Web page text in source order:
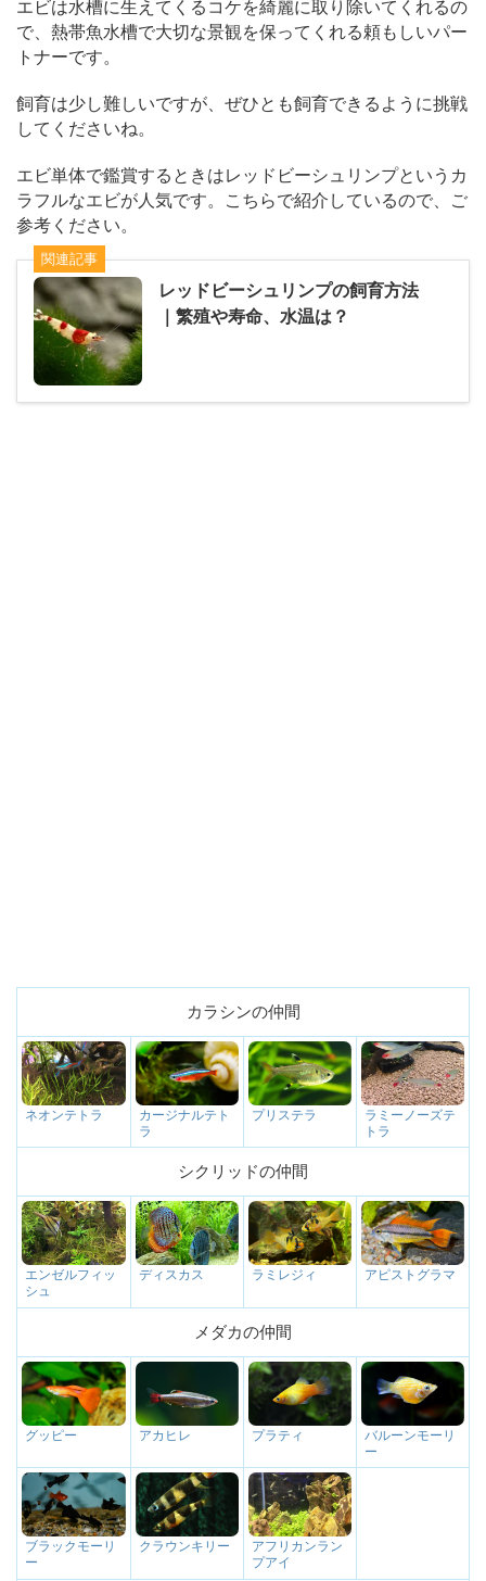
エビは水槽に生えてくるコケを綺麗に取り除いてくれるの
で、熱帯魚水槽で大切な景観を保ってくれる頼もしいパー
トナーです。
飼育は少し難しいですが、ぜひとも飼育できるように挑戦
してくださいね。
エビ単体で鑑賞するときはレッドビーシュリンプというカ
ラフルなエビが人気です。こちらで紹介しているので、ご
参考ください。
関連記事
レッドビーシュリンプの飼育方法
｜繁殖や寿命、水温は？
カラシンの仲間
ネオンテトラ
カージナルテト
ラ
プリステラ
ラミーノーズテ
トラ
シクリッドの仲間
エンゼルフィッ
シュ
ディスカス ラミレジィ アピストグラマ
メダカの仲間
グッピー アカヒレ プラティ
バルーンモーリ
ー
ブラックモーリ
ー
クラウンキリー
アフリカンラン
プアイ